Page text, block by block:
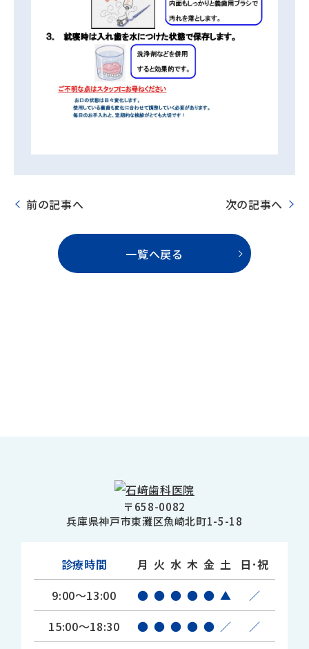
前の記事へ 次の記事へ
一覧へ戻る
〒658-0082
兵庫県神戸市東灘区魚崎北町1-5-18
診療時間 月 火 水 木 金 土
日･祝
9:00～13:00
● ● ● ● ● ▲
／
15:00～18:30
● ● ● ● ● ／ ／